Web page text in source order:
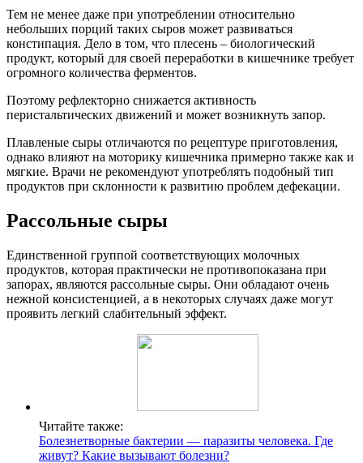
Тем не менее даже при употреблении относительно
небольших порций таких сыров может развиваться
констипация. Дело в том, что плесень – биологический
продукт, который для своей переработки в кишечнике требует
огромного количества ферментов.
Поэтому рефлекторно снижается активность
перистальтических движений и может возникнуть запор.
Плавленые сыры отличаются по рецептуре приготовления,
однако влияют на моторику кишечника примерно также как и
мягкие. Врачи не рекомендуют употреблять подобный тип
продуктов при склонности к развитию проблем дефекации.
Рассольные сыры
Единственной группой соответствующих молочных
продуктов, которая практически не противопоказана при
запорах, являются рассольные сыры. Они обладают очень
нежной консистенцией, а в некоторых случаях даже могут
проявить легкий слабительный эффект.
Читайте также:
Болезнетворные бактерии — паразиты человека. Где
живут? Какие вызывают болезни?